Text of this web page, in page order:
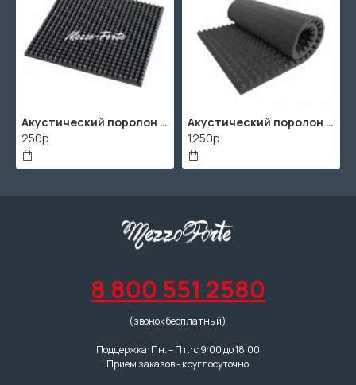
Акустический поролон "Пирамида" / 480x480х30мм / Темно-серый
250р.
Акустический поролон "Пирамида" / 2000х1000мм
1250р.
8 800 551 2580
(звонок бесплатный)
Поддержка: Пн. – Пт.: с 9:00 до 18:00
Прием заказов - круглосуточно